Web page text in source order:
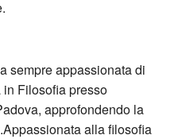
sempre appassionata di
Filosofia presso
approfondendo la
alla filosofia